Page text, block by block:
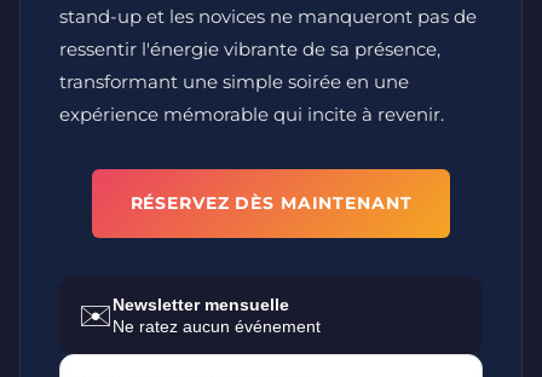
stand-up et les novices ne manqueront pas de
ressentir l'énergie vibrante de sa présence,
transformant une simple soirée en une
expérience mémorable qui incite à revenir.
RÉSERVEZ DÈS MAINTENANT
✉️Newsletter mensuelle
Ne ratez aucun événement